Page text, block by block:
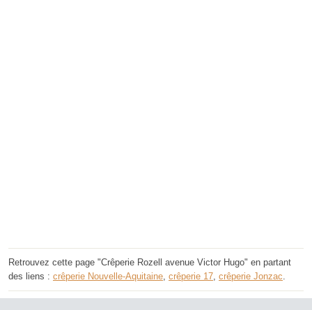
Retrouvez cette page "Crêperie Rozell avenue Victor Hugo" en partant
des liens : crêperie Nouvelle-Aquitaine, crêperie 17, crêperie Jonzac.